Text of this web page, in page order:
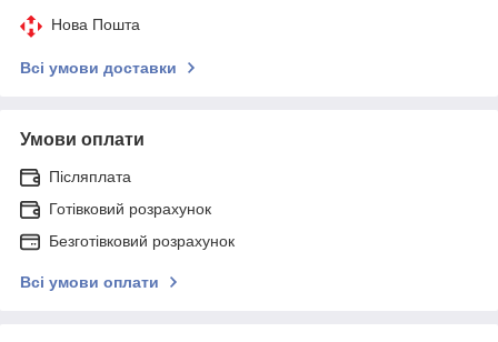
Нова Пошта
Всі умови доставки
Умови оплати
Післяплата
Готівковий розрахунок
Безготівковий розрахунок
Всі умови оплати